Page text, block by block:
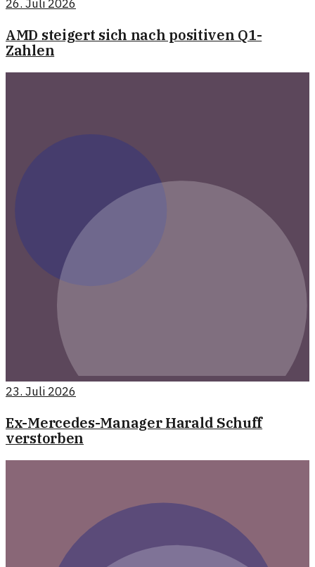
26. Juli 2026
AMD steigert sich nach positiven Q1-
Zahlen
23. Juli 2026
Ex-Mercedes-Manager Harald Schuff
verstorben